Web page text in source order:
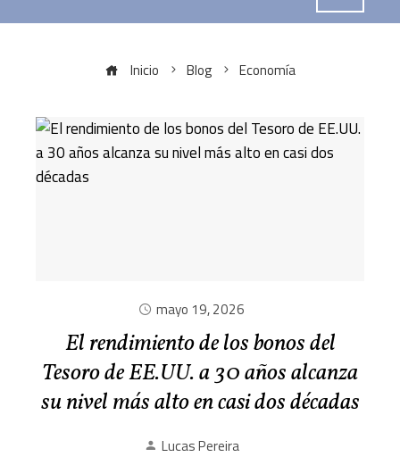
Inicio Blog Economía
mayo 19, 2026
El rendimiento de los bonos del
Tesoro de EE.UU. a 30 años alcanza
su nivel más alto en casi dos décadas
Lucas Pereira